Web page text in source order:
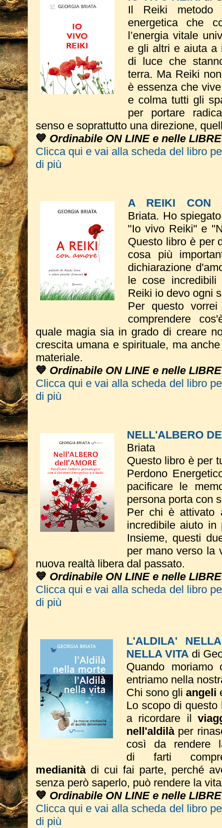
Il Reiki
energetica che
l’energia vitale
e gli altri e aiuta a
di luce che
terra. Ma Reiki
è essenza che
e colma tutti gli
per portare
senso e soprattutto una direzione,
💙 Ordinabile ON LINE e nelle
Clicca qui e vai alla scheda del libro
di più
A REIKI CON
Briata. Ho
"Io vivo Reiki" e
Questo libro è per
cosa più
dichiarazione
le cose
Reiki io devo ogni
Per questo
comprendere
quale magia sia in grado di creare
crescita umana e spirituale, ma
materiale.
💙 Ordinabile ON LINE e nelle
Clicca qui e vai alla scheda del libro
di più
NELL'ALBERO
Briata
Questo libro è per
Perdono
pacificare le
persona porta con
Per chi è attivato
incredibile aiuto in
Insieme, questi
per mano verso la
nuova realtà libera dal passato.
💙 Ordinabile ON LINE e nelle
Clicca qui e vai alla scheda del libro
di più
L'ALDILA'
NELLA VITA di
Quando moriamo
entriamo nella
Chi sono gli angeli
Lo scopo di
a ricordare il
nell'aldilà per
così da rendere
di farti
medianitàdi cui fai parte, perché
senza però saperlo, può rendere la
💙 Ordinabile ON LINE e nelle
Clicca qui e vai alla scheda del libro
di più